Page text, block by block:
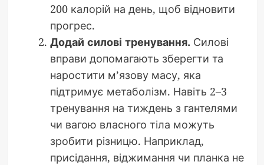
200 калорій на день, щоб відновити
прогрес.
Додай силові тренування. Силові
вправи допомагають зберегти та
наростити м’язову масу, яка
підтримує метаболізм. Навіть 2–3
тренування на тиждень з гантелями
чи вагою власного тіла можуть
зробити різницю. Наприклад,
присідання, віджимання чи планка не